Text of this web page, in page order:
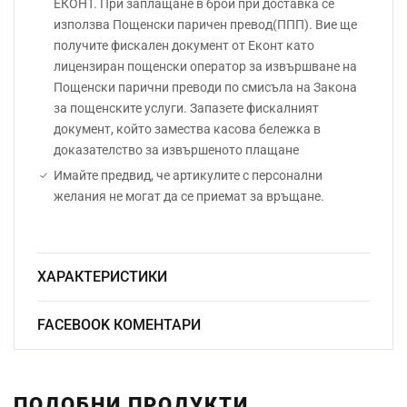
ЕКОНТ. При заплащане в брой при доставка се
използва Пощенски паричен превод(ППП). Вие ще
получите фискален документ от Еконт като
лицензиран пощенски оператор за извършване на
Пощенски парични преводи по смисъла на Закона
за пощенските услуги. Запазете фискалният
документ, който замества касова бележка в
доказателство за извършеното плащане
Имайте предвид, че артикулите с персонални
желания не могат да се приемат за връщане.
ХАРАКТЕРИСТИКИ
Материал:
FACEBOOK КОМЕНТАРИ